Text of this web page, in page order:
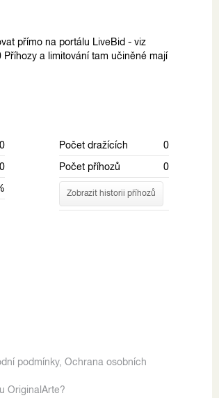
přímo na portálu LiveBid - viz
a limitování tam učiněné mají
Počet dražících
0
Počet příhozů
0
Zobrazit historii příhozů
podmínky, Ochrana osobních
OriginalArte?